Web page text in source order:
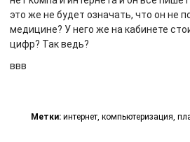
это же не будет означать, что он не
медицине? У него же на кабинете
цифр? Так ведь?
ввв
Метки: интернет, компьютеризация,